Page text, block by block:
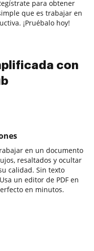
para obtener
que es trabajar en
¡Pruébalo hoy!
con
en un documento
resaltados y ocultar
calidad. Sin texto
un editor de PDF en
en minutos.